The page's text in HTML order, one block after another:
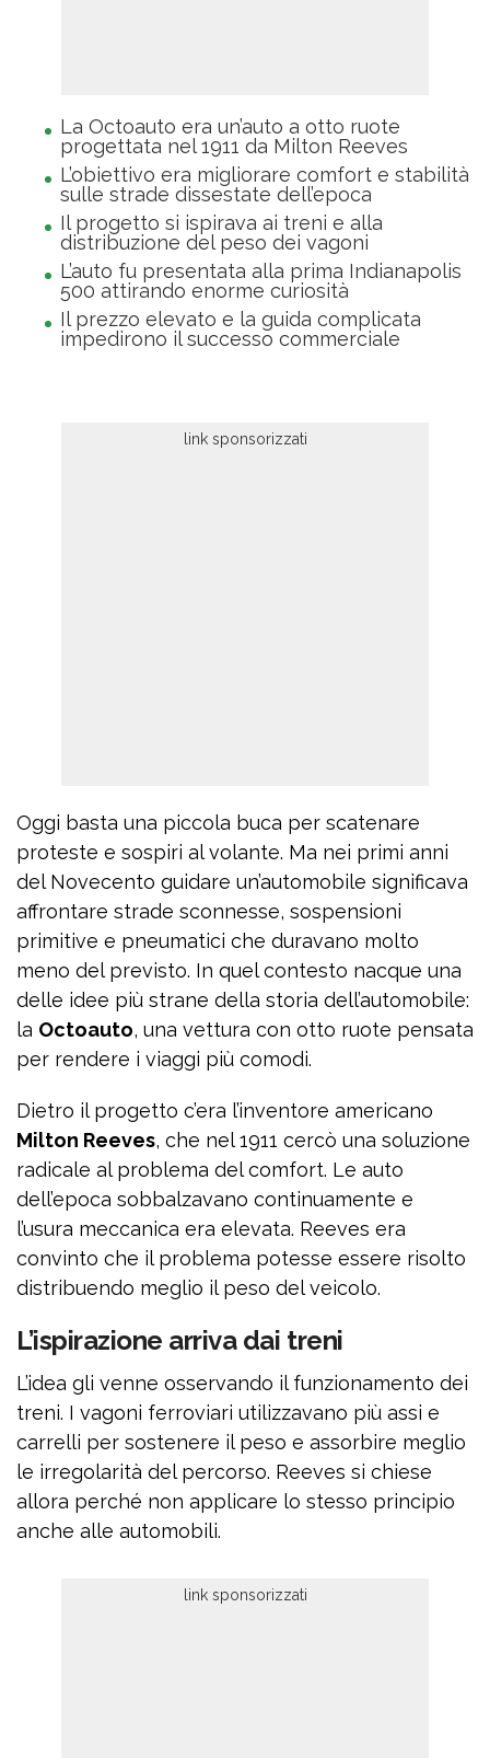
La Octoauto era un’auto a otto ruote
progettata nel 1911 da Milton Reeves
L’obiettivo era migliorare comfort e stabilità
sulle strade dissestate dell’epoca
Il progetto si ispirava ai treni e alla
distribuzione del peso dei vagoni
L’auto fu presentata alla prima Indianapolis
500 attirando enorme curiosità
Il prezzo elevato e la guida complicata
impedirono il successo commerciale
Oggi basta una piccola buca per scatenare
proteste e sospiri al volante. Ma nei primi anni
del Novecento guidare un’automobile significava
affrontare strade sconnesse, sospensioni
primitive e pneumatici che duravano molto
meno del previsto. In quel contesto nacque una
delle idee più strane della storia dell’automobile:
la Octoauto, una vettura con otto ruote pensata
per rendere i viaggi più comodi.
Dietro il progetto c’era l’inventore americano
Milton Reeves, che nel 1911 cercò una soluzione
radicale al problema del comfort. Le auto
dell’epoca sobbalzavano continuamente e
l’usura meccanica era elevata. Reeves era
convinto che il problema potesse essere risolto
distribuendo meglio il peso del veicolo.
L’ispirazione arriva dai treni
L’idea gli venne osservando il funzionamento dei
treni. I vagoni ferroviari utilizzavano più assi e
carrelli per sostenere il peso e assorbire meglio
le irregolarità del percorso. Reeves si chiese
allora perché non applicare lo stesso principio
anche alle automobili.